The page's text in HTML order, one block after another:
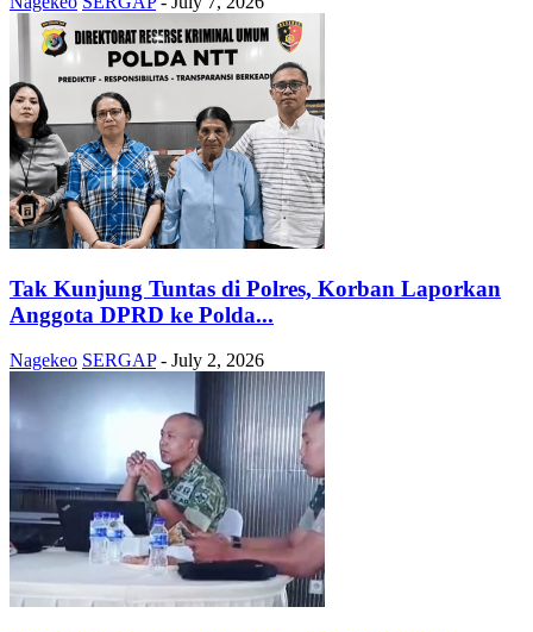
Tak Kunjung Tuntas di Polres, Korban Laporkan
Anggota DPRD ke Polda...
Nagekeo SERGAP - July 2, 2026